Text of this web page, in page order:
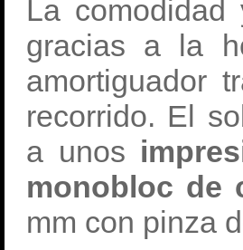
La
gracias a la
amortiguador
recorrido. El
a unos
monobloc de
mm con pinza